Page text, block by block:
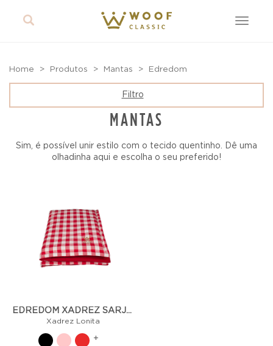
Toggle
Home Produtos Mantas Edredom
Filtro
MANTAS
Sim, é possível unir estilo com o tecido quentinho. Dê uma
olhadinha aqui e escolha o seu preferido!
EDREDOM XADREZ SARJA/LONITA - XADREZ
Xadrez Lonita
+